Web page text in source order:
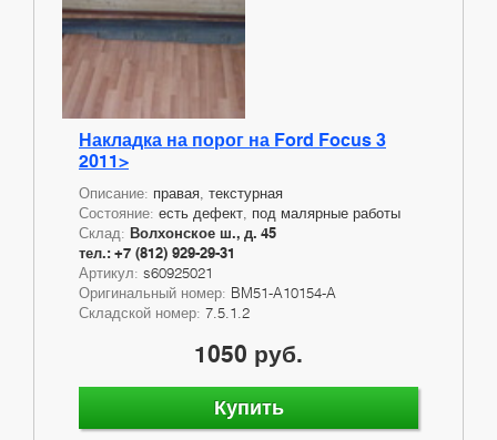
Накладка на порог на Ford Focus 3
2011>
Описание: правая, текстурная
Состояние: есть дефект, под малярные работы
Склад: Волхонское ш., д. 45
тел.: +7 (812) 929-29-31
Артикул: s60925021
Оригинальный номер: BM51-A10154-A
Складской номер: 7.5.1.2
1050 руб.
Купить